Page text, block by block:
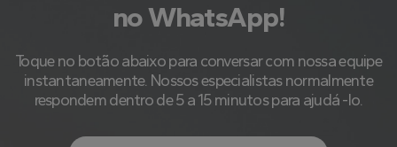
no WhatsApp!
Toque no botão abaixo para conversar com nossa equipe
instantaneamente. Nossos especialistas normalmente
respondem dentro de 5 a 15 minutos para ajudá -lo.